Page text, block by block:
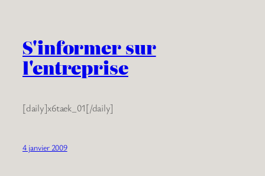
S'informer sur
l'entreprise
[daily]x6taek_01[/daily]
4 janvier 2009